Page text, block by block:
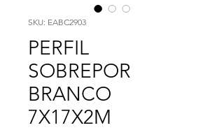
SKU: EABC2903
PERFIL
SOBREPOR
BRANCO
7X17X2M